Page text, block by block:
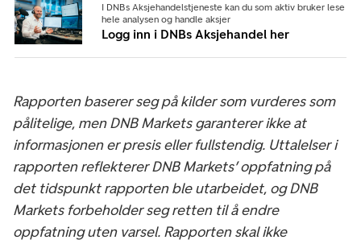
I DNBs Aksjehandelstjeneste kan du som aktiv bruker lese
hele analysen og handle aksjer
Logg inn i DNBs Aksjehandel her
Rapporten baserer seg på kilder som vurderes som
pålitelige, men DNB Markets garanterer ikke at
informasjonen er presis eller fullstendig. Uttalelser i
rapporten reflekterer DNB Markets’ oppfatning på
det tidspunkt rapporten ble utarbeidet, og DNB
Markets forbeholder seg retten til å endre
oppfatning uten varsel. Rapporten skal ikke